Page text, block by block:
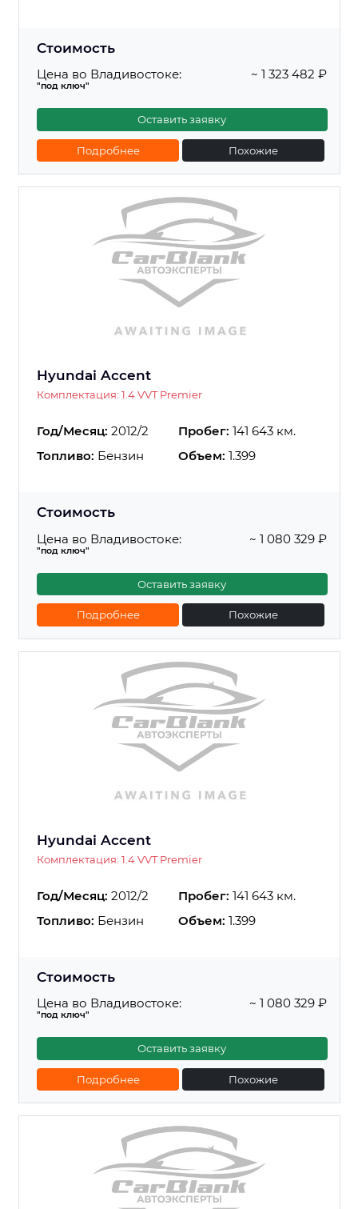
Стоимость
Цена во Владивостоке:
"под ключ"
~ 1 323 482 ₽
Оставить заявку
Подробнее Похожие
Hyundai Accent
Комплектация: 1.4 VVT Premier
Год/Месяц: 2012/2 Пробег: 141 643 км.
Топливо: Бензин Объем: 1.399
Стоимость
Цена во Владивостоке:
"под ключ"
~ 1 080 329 ₽
Оставить заявку
Подробнее Похожие
Hyundai Accent
Комплектация: 1.4 VVT Premier
Год/Месяц: 2012/2 Пробег: 141 643 км.
Топливо: Бензин Объем: 1.399
Стоимость
Цена во Владивостоке:
"под ключ"
~ 1 080 329 ₽
Оставить заявку
Подробнее Похожие